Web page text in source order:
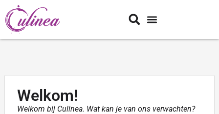
Welkom!
Welkom bij Culinea. Wat kan je van ons verwachten?